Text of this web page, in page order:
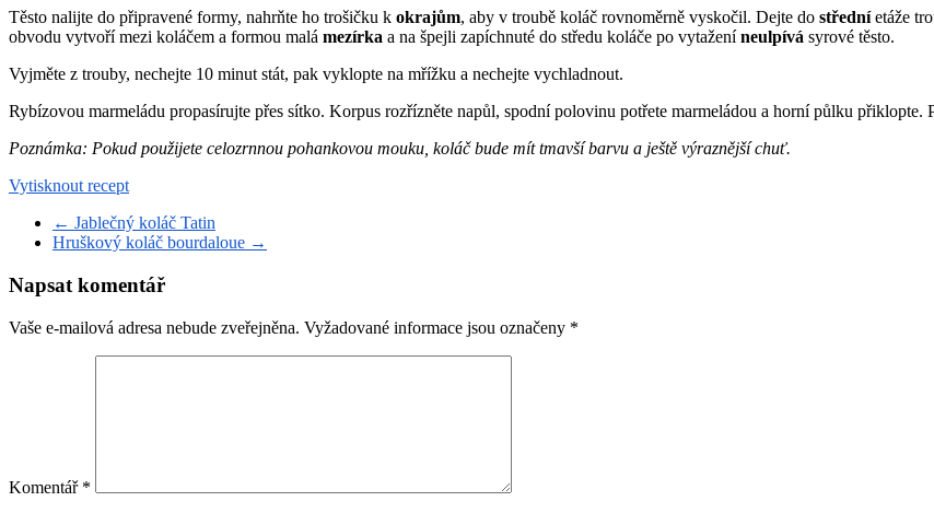
Těsto nalijte do připravené formy, nahrňte ho trošičku k okrajům, aby v troubě koláč rovnoměrně vyskočil. Dejte do středníetáže
obvodu vytvoří mezi koláčem a formou malá mezírka a na špejli zapíchnuté do středu koláče po vytaženíneulpívá syrové těsto.
Vyjměte z trouby, nechejte 10 minut stát, pak vyklopte na mřížku a nechejte vychladnout.
Rybízovou marmeládu propasírujte přes sítko. Korpus rozřízněte napůl, spodní polovinu potřete marmeládou a horní půlku přiklopte.
Poznámka: Pokud použijete celozrnnou pohankovou mouku, koláč bude mít tmavší barvu a ještě výraznější chuť.
Vytisknout recept
← Jablečný koláč Tatin
Hruškový koláč bourdaloue →
Napsat komentář
Vaše e-mailová adresa nebude zveřejněna. Vyžadované informace jsou označeny *
Komentář *